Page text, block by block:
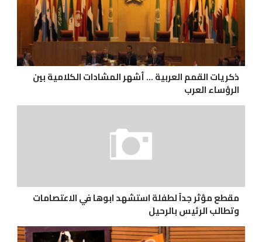
ذكريات القمم العربية ... أشهر المشادات الكلامية بين
الرؤساء العرب
مقطع مؤثر جداً لطفلة استشهد ابوها في الاعتصامات
وتطالب الرئيس بالرحيل